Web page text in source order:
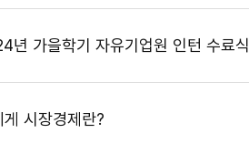
년 가을학기 자유기업원 인턴 수료식
게 시장경제란?